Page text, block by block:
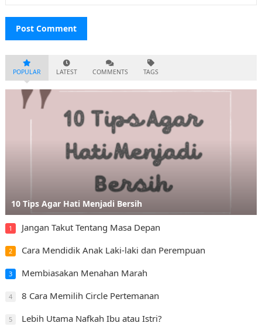
POPULAR LATEST COMMENTS TAGS
10 Tips Agar Hati Menjadi Bersih
1 Jangan Takut Tentang Masa Depan
2 Cara Mendidik Anak Laki-laki dan Perempuan
3 Membiasakan Menahan Marah
4 8 Cara Memilih Circle Pertemanan
5 Lebih Utama Nafkah Ibu atau Istri?